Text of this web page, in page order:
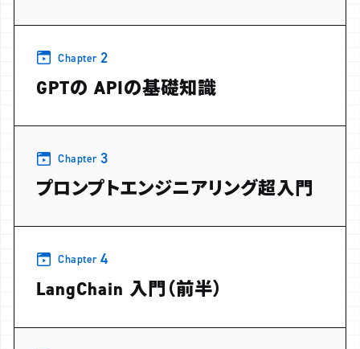
Chapter 2
GPTの APIの基礎知識
Chapter 3
プロンプトエンジニアリング超入門
Chapter 4
LangChain 入門（前半）